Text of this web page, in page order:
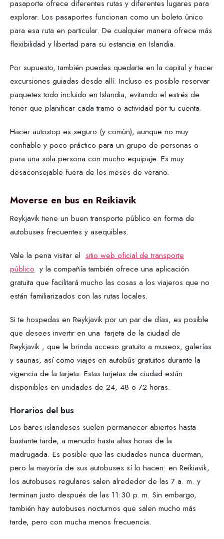
pasaporte ofrece diferentes rutas y diferentes lugares para
explorar. Los pasaportes funcionan como un boleto único
para esa ruta en particular. De cualquier manera ofrece más
flexibilidad y libertad para su estancia en Islandia.
Por supuesto, también puedes quedarte en la capital y hacer
excursiones guiadas desde allí. Incluso es posible reservar
paquetes todo incluido en Islandia, evitando el estrés de
tener que planificar cada tramo o actividad por tu cuenta.
Hacer autostop es seguro (y común), aunque no muy
confiable y poco práctico para un grupo de personas o
para una sola persona con mucho equipaje. Es muy
desaconsejable fuera de los meses de verano.
Moverse en bus en Reikiavik
Reykjavik tiene un buen transporte público en forma de
autobuses frecuentes y asequibles.
Vale la pena visitar el sitio web oficial de transporte
público y la compañía también ofrece una aplicación
gratuita que facilitará mucho las cosas a los viajeros que no
están familiarizados con las rutas locales.
Si te hospedas en Reykjavik por un par de días, es posible
que desees invertir en una tarjeta de la ciudad de
Reykjavik , que le brinda acceso gratuito a museos, galerías
y saunas, así como viajes en autobús gratuitos durante la
vigencia de la tarjeta. Estas tarjetas de ciudad están
disponibles en unidades de 24, 48 o 72 horas.
Horarios del bus
Los bares islandeses suelen permanecer abiertos hasta
bastante tarde, a menudo hasta altas horas de la
madrugada. Es posible que las ciudades nunca duerman,
pero la mayoría de sus autobuses sí lo hacen: en Reikiavik,
los autobuses regulares salen alrededor de las 7 a. m. y
terminan justo después de las 11:30 p. m. Sin embargo,
también hay autobuses nocturnos que salen mucho más
tarde, pero con mucha menos frecuencia.